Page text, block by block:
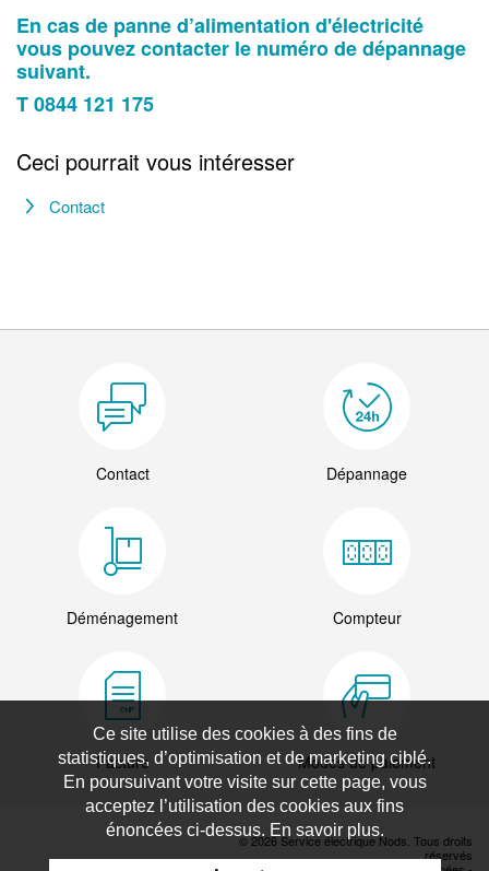
En cas de panne d’alimentation d'électricité
vous pouvez contacter le numéro de dépannage
suivant.
T 0844 121 175
Ceci pourrait vous intéresser
Contact
Contact Dépannage
Déménagement Compteur
Facture Modes de paiement
© 2026 Service électrique Nods. Tous droits
réservés
Ce site utilise des cookies à des fins de
statistiques, d’optimisation et de marketing ciblé.
En poursuivant votre visite sur cette page, vous
acceptez l’utilisation des cookies aux fins
énoncées ci-dessus. En savoir plus.